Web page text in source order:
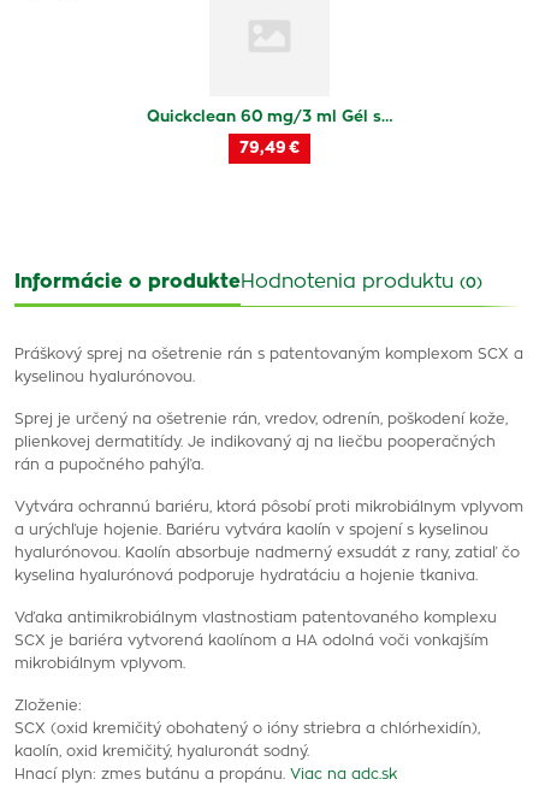
Quickclean 60 mg/3 ml Gél s…
79,49 €
Informácie o produkteHodnotenia produktu (0)
Práškový sprej na ošetrenie rán s patentovaným komplexom SCX a
kyselinou hyalurónovou.
Sprej je určený na ošetrenie rán, vredov, odrenín, poškodení kože,
plienkovej dermatitídy. Je indikovaný aj na liečbu pooperačných
rán a pupočného pahýľa.
Vytvára ochrannú bariéru, ktorá pôsobí proti mikrobiálnym vplyvom
a urýchľuje hojenie. Bariéru vytvára kaolín v spojení s kyselinou
hyalurónovou. Kaolín absorbuje nadmerný exsudát z rany, zatiaľ čo
kyselina hyalurónová podporuje hydratáciu a hojenie tkaniva.
Vďaka antimikrobiálnym vlastnostiam patentovaného komplexu
SCX je bariéra vytvorená kaolínom a HA odolná voči vonkajším
mikrobiálnym vplyvom.
Zloženie:
SCX (oxid kremičitý obohatený o ióny striebra a chlórhexidín),
kaolín, oxid kremičitý, hyaluronát sodný.
Hnací plyn: zmes butánu a propánu. Viac na adc.sk